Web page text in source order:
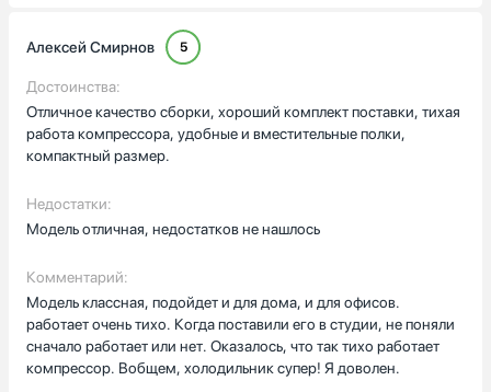
Алексей Смирнов 5
Достоинства:
Отличное качество сборки, хороший комплект поставки, тихая
работа компрессора, удобные и вместительные полки,
компактный размер.
Недостатки:
Модель отличная, недостатков не нашлось
Комментарий:
Модель классная, подойдет и для дома, и для офисов.
работает очень тихо. Когда поставили его в студии, не поняли
сначало работает или нет. Оказалось, что так тихо работает
компрессор. Вобщем, холодильник супер! Я доволен.